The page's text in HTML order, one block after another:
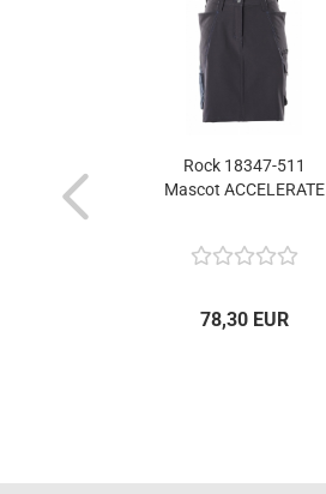
Rock 18347-511
Mascot ACCELERATE
78,30 EUR